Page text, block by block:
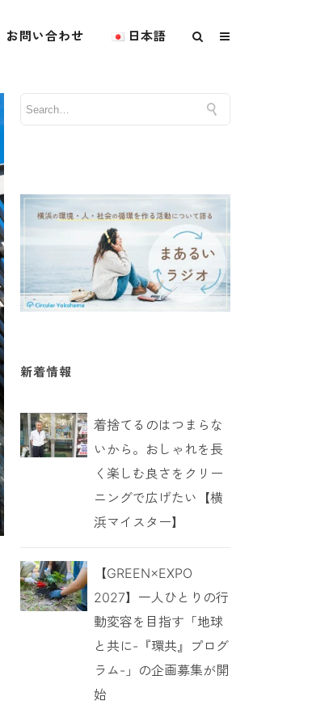
お問い合わせ 日本語
新着情報
着捨てるのはつまらな
いから。おしゃれを長
く楽しむ良さをクリー
ニングで広げたい【横
浜マイスター】
【GREEN×EXPO
2027】一人ひとりの行
動変容を目指す「地球
と共に-『環共』プログ
ラム-」の企画募集が開
始